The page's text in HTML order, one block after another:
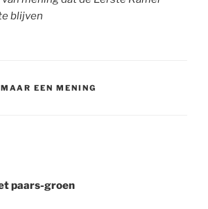
blijven
EEN MENING
paars-groen